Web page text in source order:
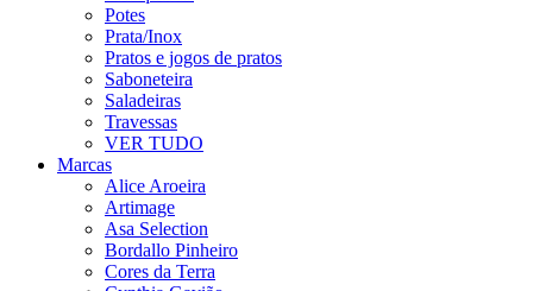
Potes
Prata/Inox
Pratos e jogos de pratos
Saboneteira
Saladeiras
Travessas
VER TUDO
Marcas
Alice Aroeira
Artimage
Asa Selection
Bordallo Pinheiro
Cores da Terra